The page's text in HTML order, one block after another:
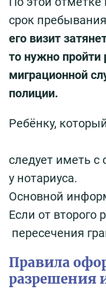
срок
его визит
то нужно пройти
миграционной
полиции.
Ребёнку, который
следует иметь с
у нотариуса.
Основной
Если от второго
пересечения
Правила
разрешения